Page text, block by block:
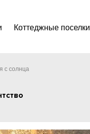
Коттеджные поселки
с солнца